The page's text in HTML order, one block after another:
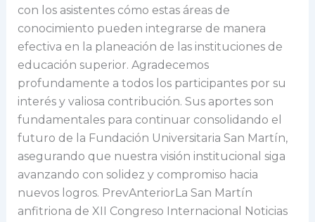
con los asistentes cómo estas áreas de
conocimiento pueden integrarse de manera
efectiva en la planeación de las instituciones de
educación superior. Agradecemos
profundamente a todos los participantes por su
interés y valiosa contribución. Sus aportes son
fundamentales para continuar consolidando el
futuro de la Fundación Universitaria San Martín,
asegurando que nuestra visión institucional siga
avanzando con solidez y compromiso hacia
nuevos logros. PrevAnteriorLa San Martín
anfitriona de XII Congreso Internacional Noticias